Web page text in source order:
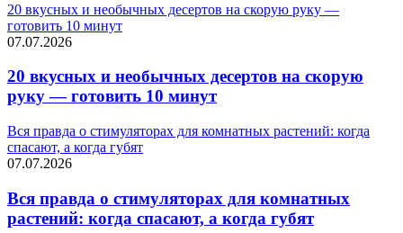
20 вкусных и необычных десертов на скорую руку —
готовить 10 минут
07.07.2026
20 вкусных и необычных десертов на скорую
руку — готовить 10 минут
Вся правда о стимуляторах для комнатных растений: когда
спасают, а когда губят
07.07.2026
Вся правда о стимуляторах для комнатных
растений: когда спасают, а когда губят